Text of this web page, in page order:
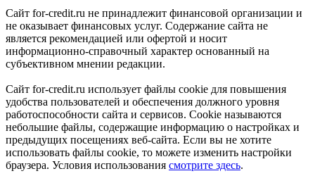
Сайт for-credit.ru не принадлежит финансовой организации и
не оказывает финансовых услуг. Содержание сайта не
является рекомендацией или офертой и носит
информационно-справочный характер основанный на
субъективном мнении редакции.
Сайт for-credit.ru использует файлы cookie для повышения
удобства пользователей и обеспечения должного уровня
работоспособности сайта и сервисов. Cookie называются
небольшие файлы, содержащие информацию о настройках и
предыдущих посещениях веб-сайта. Если вы не хотите
использовать файлы cookie, то можете изменить настройки
браузера. Условия использования смотрите здесь.